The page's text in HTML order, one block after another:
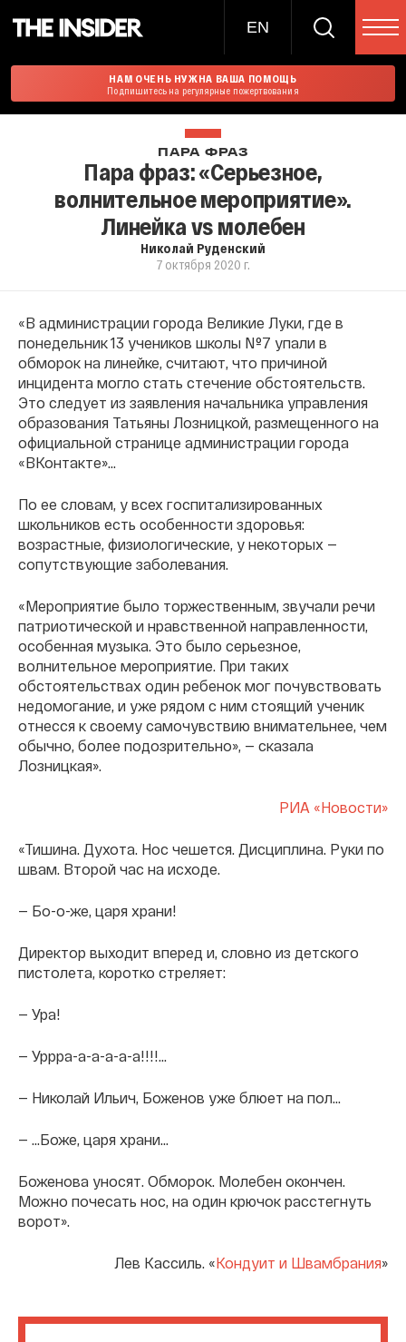
EN
НАМ ОЧЕНЬ НУЖНА ВАША ПОМОЩЬ
Подпишитесь на регулярные пожертвования
ПАРА ФРАЗ
Пара фраз: «Серьезное,
волнительное мероприятие».
Линейка vs молебен
Николай Руденский
7 октября 2020 г.
«В администрации города Великие Луки, где в
понедельник 13 учеников школы №7 упали в
обморок на линейке, считают, что причиной
инцидента могло стать стечение обстоятельств.
Это следует из заявления начальника управления
образования Татьяны Лозницкой, размещенного на
официальной странице администрации города
«ВКонтакте»…
По ее словам, у всех госпитализированных
школьников есть особенности здоровья:
возрастные, физиологические, у некоторых —
сопутствующие заболевания.
«Мероприятие было торжественным, звучали речи
патриотической и нравственной направленности,
особенная музыка. Это было серьезное,
волнительное мероприятие. При таких
обстоятельствах один ребенок мог почувствовать
недомогание, и уже рядом с ним стоящий ученик
отнесся к своему самочувствию внимательнее, чем
обычно, более подозрительно», — сказала
Лозницкая».
РИА «Новости»
«Тишина. Духота. Нос чешется. Дисциплина. Руки по
швам. Второй час на исходе.
— Бо-о-же, царя храни!
Директор выходит вперед и, словно из детского
пистолета, коротко стреляет:
— Ура!
— Уррра-а-а-а-а-а!!!!...
— Николай Ильич, Боженов уже блюет на пол...
— ...Боже, царя храни...
Боженова уносят. Обморок. Молебен окончен.
Можно почесать нос, на один крючок расстегнуть
ворот».
Лев Кассиль. «Кондуит и Швамбрания»